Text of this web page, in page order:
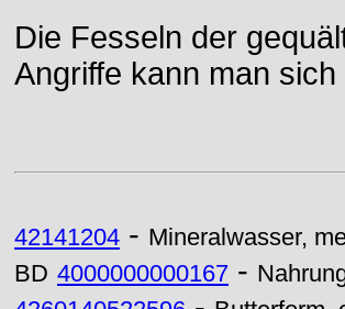
Die Fesseln der
Angriffe kann man
42141204 - Mineralwasser,
BD 4000000000167 -